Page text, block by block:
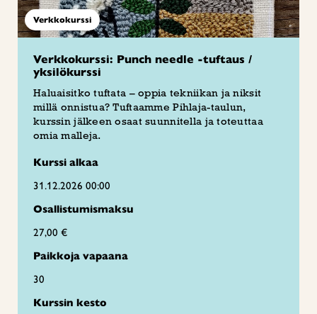
Verkkokurssi
Verkkokurssi: Punch needle -tuftaus /
yksilökurssi
Haluaisitko tuftata – oppia tekniikan ja niksit
millä onnistua? Tuftaamme Pihlaja-taulun,
kurssin jälkeen osaat suunnitella ja toteuttaa
omia malleja.
Kurssi alkaa
31.12.2026 00:00
Osallistumismaksu
27,00 €
Paikkoja vapaana
30
Kurssin kesto